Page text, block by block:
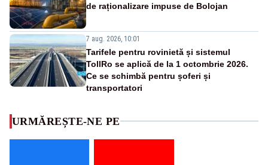
de raționalizare impuse de Bolojan
7 aug. 2026, 10:01
Tarifele pentru rovinietă și sistemul
TollRo se aplică de la 1 octombrie 2026.
Ce se schimbă pentru șoferi și
transportatori
URMĂREȘTE-NE PE